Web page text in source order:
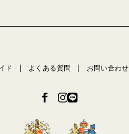
ド よくある質問 お問い合わせ